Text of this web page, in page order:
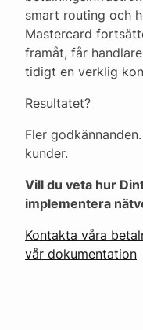
smart routing och
Mastercard
framåt, får
tidigt en verklig
Resultatet?
Fler
kunder.
Vill du veta hur
implementera
Kontakta våra
vår dokumentation